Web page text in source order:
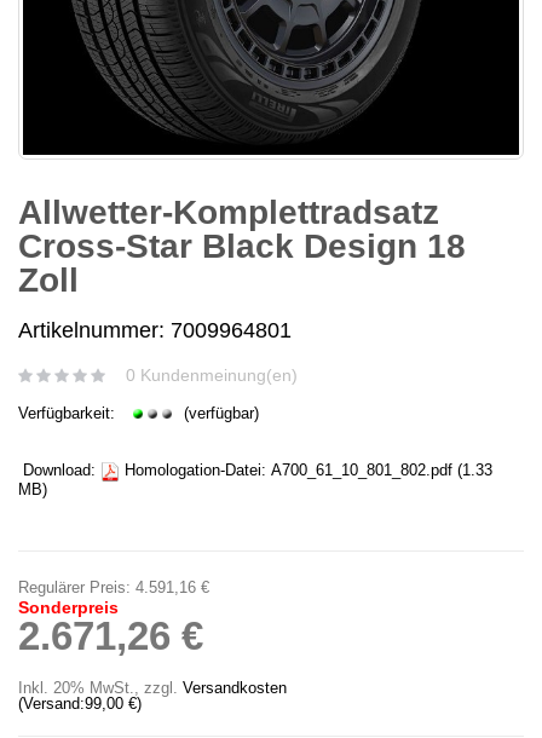
Allwetter-Komplettradsatz
Cross-Star Black Design 18
Zoll
Artikelnummer: 7009964801
0 Kundenmeinung(en)
Verfügbarkeit: (verfügbar)
Download: Homologation-Datei: A700_61_10_801_802.pdf (1.33
MB)
Regulärer Preis: 4.591,16 €
Sonderpreis
2.671,26 €
Inkl. 20% MwSt., zzgl. Versandkosten
(Versand:99,00 €)